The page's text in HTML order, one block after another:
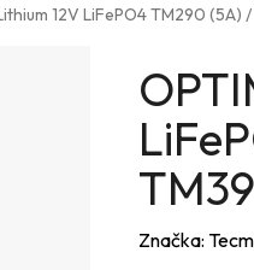
12V LiFePO4 TM290
Značka: